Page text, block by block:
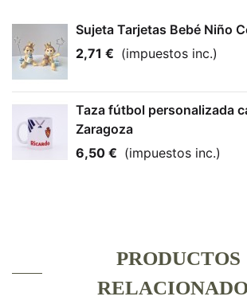
Sujeta Tarjetas Bebé Niño
2,71 € (impuestos inc.)
Taza fútbol personalizada
Zaragoza
6,50 € (impuestos inc.)
PRODUCTOS